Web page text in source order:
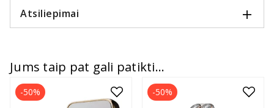
Atsiliepimai
Jums taip pat gali patikti...
-50% -50%